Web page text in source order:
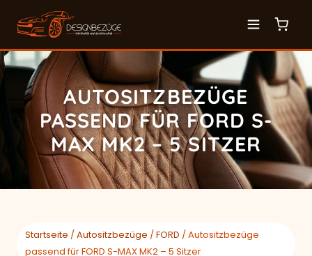
AUTOSITZBEZÜGE
PASSEND FÜR FORD S-
MAX MK2 – 5 SITZER
Startseite /Autositzbezüge /FORD / Autositzbezüge
passend für FORD S-MAX MK2 – 5 Sitzer